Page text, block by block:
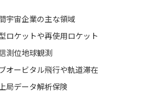
宇宙企業の主な領域
ロケットや再使用ロケット
測位地球観測
オービタル飛行や軌道滞在
局データ解析保険